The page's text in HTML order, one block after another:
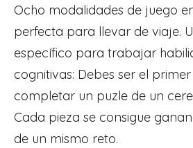
Ocho modalidades de juego
perfecta para llevar de viaje.
específico para trabajar
cognitivas: Debes ser el
completar un puzle de un
Cada pieza se consigue
de un mismo reto.